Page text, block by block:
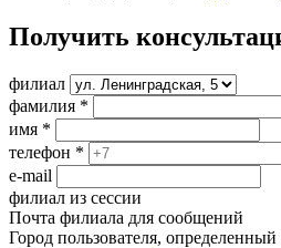
Получить
филиал
фамилия *
имя *
телефон *
e-mail
филиал из сессии
Почта филиала для сообщений
Город пользователя,